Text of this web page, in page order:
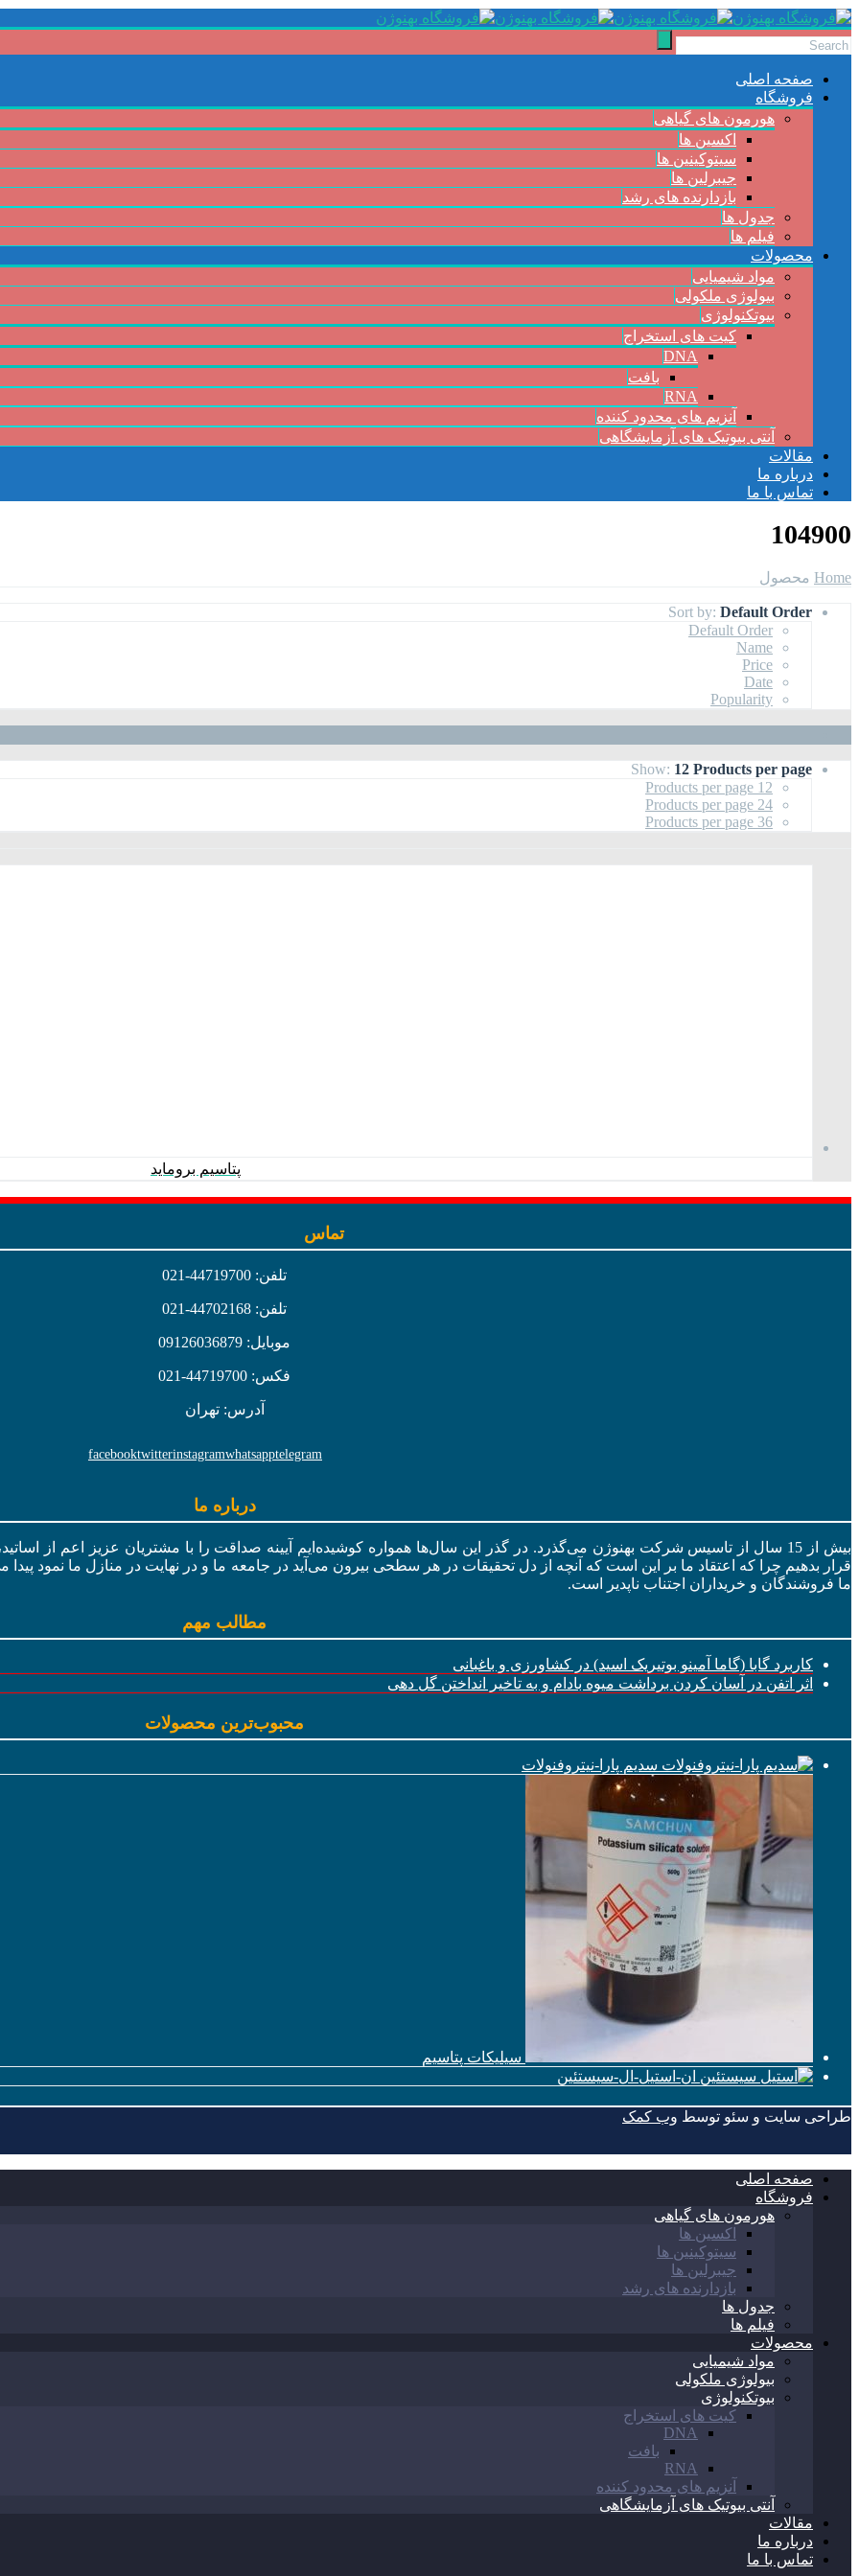
صفحه اصلی
فروشگاه
هورمون های گیاهی
اکسین ها
سیتوکینین ها
جیبرلین ها
بازدارنده های رشد
جدول ها
فیلم ها
محصولات
مواد شیمیایی
بیولوژی ملکولی
بیوتکنولوژی
کیت های استخراج
DNA
بافت
RNA
آنزیم های محدود کننده
آنتی بیوتیک های آزمایشگاهی
مقالات
درباره ما
تماس با ما
104900
Home محصول
Sort by: Default Order
Default Order
Name
Price
Date
Popularity
Show: 12 Products per page
12 Products per page
24 Products per page
36 Products per page
پتاسیم بروماید
تماس
تلفن: 44719700-021
تلفن: 44702168-021
موبایل: 09126036879
فکس: 44719700-021
آدرس: تهران
telegram
whatsapp
instagram
twitter
facebook
درباره ما
بیش از 15 سال از تاسیس شرکت بهنوژن می‌گذرد. در گذر این سال‌ها همواره کوشیده‌ایم آیینه صداقت را با مشتریان عزیز اعم از
قرار بدهیم چرا که اعتقاد ما بر این است که آنچه از دل تحقیقات در هر سطحی بیرون می‌آید در جامعه ما و در نهایت در منازل ما نمود
ما فروشندگان و خریداران اجتناب ناپدیر است.
مطالب مهم
کاربرد گابا (گاما آمینو بوتیریک اسید) در کشاورزی و باغبانی
اثر اتفن در آسان کردن برداشت میوه بادام و به تاخیر انداختن گل دهی
محبوب‌ترین محصولات
سدیم پارا-نیتروفنولات
سیلیکات پتاسیم
ان-استیل-ال-سیستئین
طراحی سایت و سئو توسط وب کمک
صفحه اصلی
فروشگاه
هورمون های گیاهی
اکسین ها
سیتوکینین ها
جیبرلین ها
بازدارنده های رشد
جدول ها
فیلم ها
محصولات
مواد شیمیایی
بیولوژی ملکولی
بیوتکنولوژی
کیت های استخراج
DNA
بافت
RNA
آنزیم های محدود کننده
آنتی بیوتیک های آزمایشگاهی
مقالات
درباره ما
تماس با ما